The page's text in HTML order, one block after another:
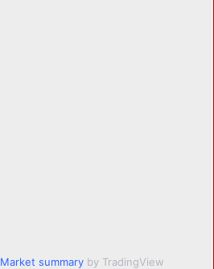
Market summary by TradingView